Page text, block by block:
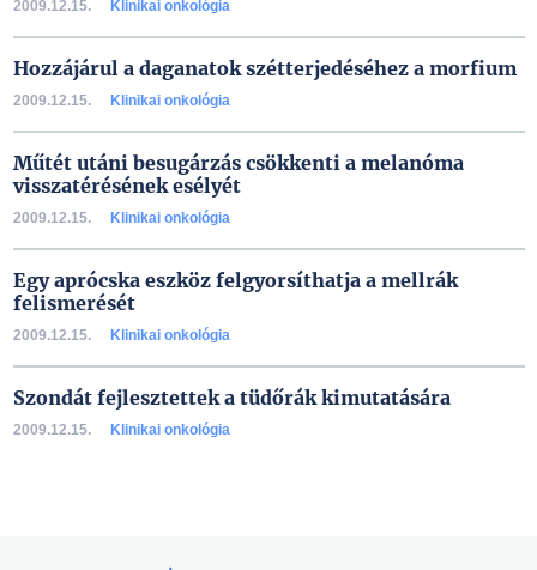
2009.12.15. Klinikai onkológia
Hozzájárul a daganatok szétterjedéséhez a morfium
2009.12.15. Klinikai onkológia
Műtét utáni besugárzás csökkenti a melanóma
visszatérésének esélyét
2009.12.15. Klinikai onkológia
Egy aprócska eszköz felgyorsíthatja a mellrák
felismerését
2009.12.15. Klinikai onkológia
Szondát fejlesztettek a tüdőrák kimutatására
2009.12.15. Klinikai onkológia